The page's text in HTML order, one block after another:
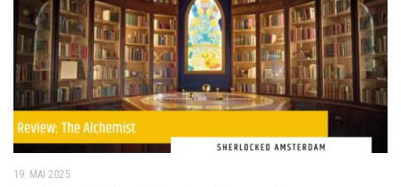
19. MAI 2025